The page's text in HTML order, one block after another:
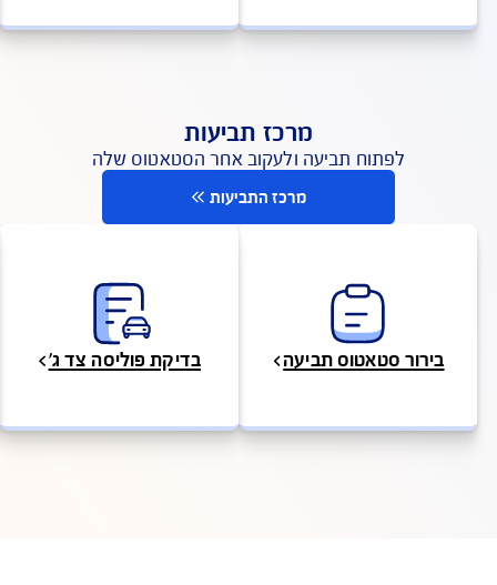
פעולות ושירות לקוחות
או מקרה חירום צפייה והורדת מסמכים